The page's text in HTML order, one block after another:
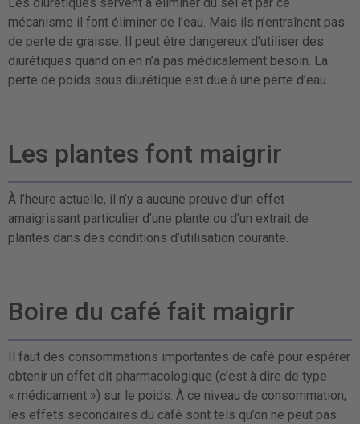
mécanisme il font éliminer de l’eau. Mais ils n’entraînent pas
de perte de graisse. Il peut être dangereux d’utiliser des
diurétiques quand on en n’a pas médicalement besoin. La
perte de poids sous diurétique est due à une perte d’eau.
Les plantes font maigrir
À l’heure actuelle, il n’y a aucune preuve d’un effet
amaigrissant particulier d’une plante ou d’un extrait de
plantes dans des conditions d’utilisation courante.
Boire du café fait maigrir
Il faut des consommations importantes de café pour espérer
obtenir un effet dit pharmacologique (c’est à dire de type
« médicament ») sur le poids. À ce niveau de consommation,
les effets secondaires du café sont tels qu’on ne peut pas